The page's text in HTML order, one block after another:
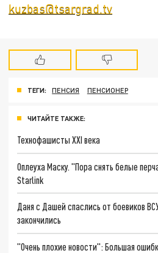
kuzbas@tsargrad.tv
ТЕГИ: ПЕНСИЯ ПЕНСИОНЕР
ЧИТАЙТЕ ТАКЖЕ:
Технофашисты XXI века
Оплеуха Маску. "Пора снять белые
Starlink
Даня с Дашей спаслись от боевиков
закончились
"Очень плохие новости": Большая